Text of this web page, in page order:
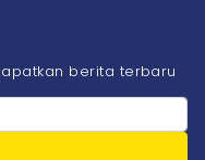
berita terbaru